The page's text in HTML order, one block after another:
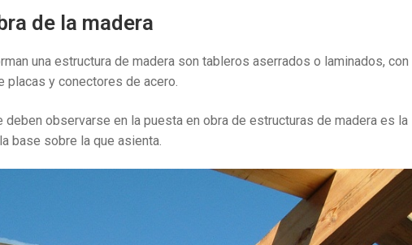
de la madera
una estructura de madera son tableros aserrados o laminados, con
placas y conectores de acero.
deben observarse en la puesta en obra de estructuras de madera es la
base sobre la que asienta.